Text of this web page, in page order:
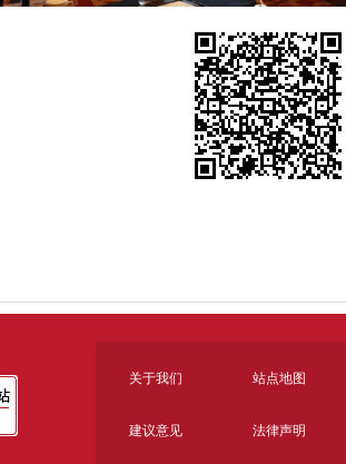
关于我们 站点地图
建议意见 法律声明